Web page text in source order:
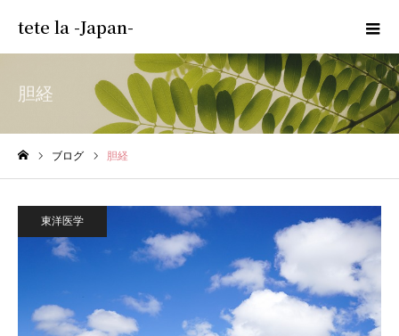
tete la -Japan-
胆経
ブログ 胆経
東洋医学